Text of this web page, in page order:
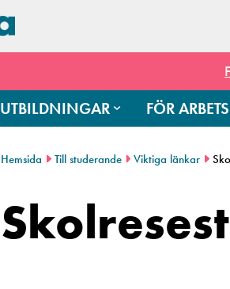
UTBILDNINGAR FÖR
Hemsida Till studerande Viktiga länkar